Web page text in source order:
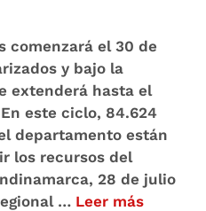
comenzará el 30 de
y bajo la
extenderá hasta el
este ciclo, 84.624
departamento están
los recursos del
28 de julio
… Leer más